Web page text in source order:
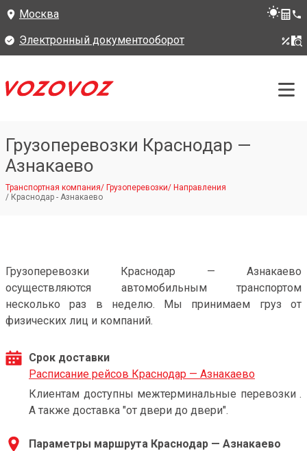
Москва
Электронный документооборот
Грузоперевозки Краснодар —
Азнакаево
Транспортная компания/ Грузоперевозки/ Направления
/ Краснодар - Азнакаево
Грузоперевозки Краснодар — Азнакаево
осуществляются автомобильным транспортом
несколько раз в неделю. Мы принимаем груз от
физических лиц и компаний.
Срок доставки
Расписание рейсов Краснодар — Азнакаево
Клиентам доступны межтерминальные перевозки .
А также доставка "от двери до двери".
Параметры маршрута Краснодар — Азнакаево